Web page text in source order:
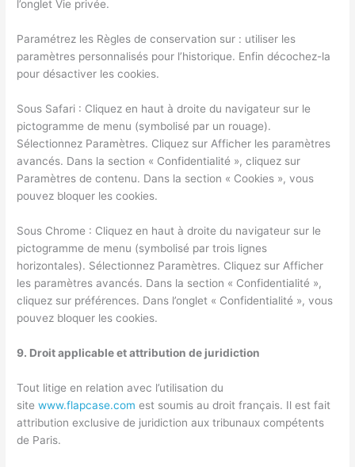
l’onglet Vie privée.
Paramétrez les Règles de conservation sur : utiliser les
paramètres personnalisés pour l’historique. Enfin décochez-la
pour désactiver les cookies.
Sous Safari : Cliquez en haut à droite du navigateur sur le
pictogramme de menu (symbolisé par un rouage).
Sélectionnez Paramètres. Cliquez sur Afficher les paramètres
avancés. Dans la section « Confidentialité », cliquez sur
Paramètres de contenu. Dans la section « Cookies », vous
pouvez bloquer les cookies.
Sous Chrome : Cliquez en haut à droite du navigateur sur le
pictogramme de menu (symbolisé par trois lignes
horizontales). Sélectionnez Paramètres. Cliquez sur Afficher
les paramètres avancés. Dans la section « Confidentialité »,
cliquez sur préférences. Dans l’onglet « Confidentialité », vous
pouvez bloquer les cookies.
9. Droit applicable et attribution de juridiction
Tout litige en relation avec l’utilisation du
sitewww.flapcase.com est soumis au droit français. Il est fait
attribution exclusive de juridiction aux tribunaux compétents
de Paris.